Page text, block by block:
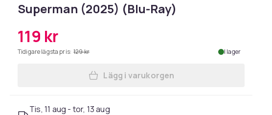
Superman (2025) (Blu-Ray)
119 kr
Tidigare lägsta pris: 129 kr I lager
Lägg till Superman (2025) (Blu-
Lägg i varukorgen
Tis, 11 aug - tor, 13 aug